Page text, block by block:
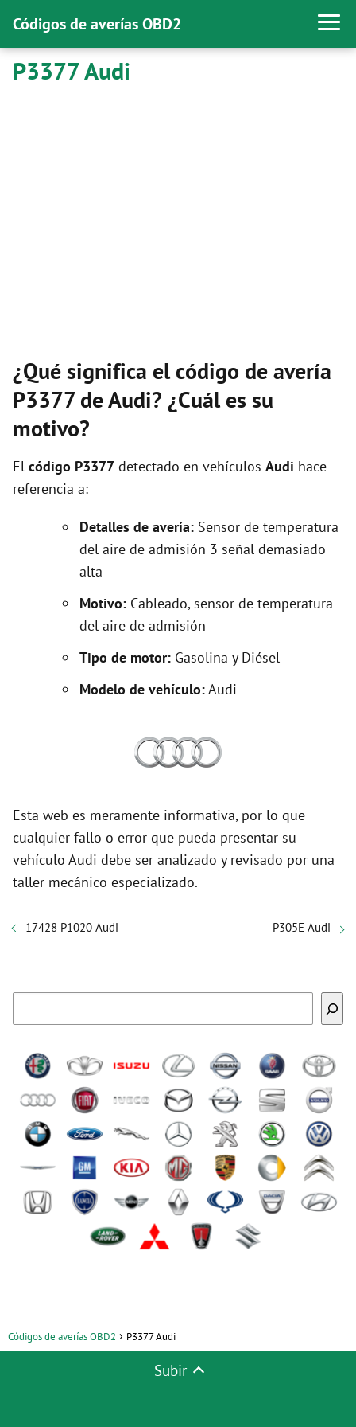
Códigos de averías OBD2
P3377 Audi
¿Qué significa el código de avería
P3377 de Audi? ¿Cuál es su
motivo?
El código P3377 detectado en vehículos Audi hace
referencia a:
Detalles de avería: Sensor de temperatura
del aire de admisión 3 señal demasiado
alta
Motivo: Cableado, sensor de temperatura
del aire de admisión
Tipo de motor: Gasolina y Diésel
Modelo de vehículo:Audi
Esta web es meramente informativa, por lo que
cualquier fallo o error que pueda presentar su
vehículo Audi debe ser analizado y revisado por una
taller mecánico especializado.
17428 P1020 Audi P305E Audi
Códigos de averías OBD2 P3377 Audi
Subir